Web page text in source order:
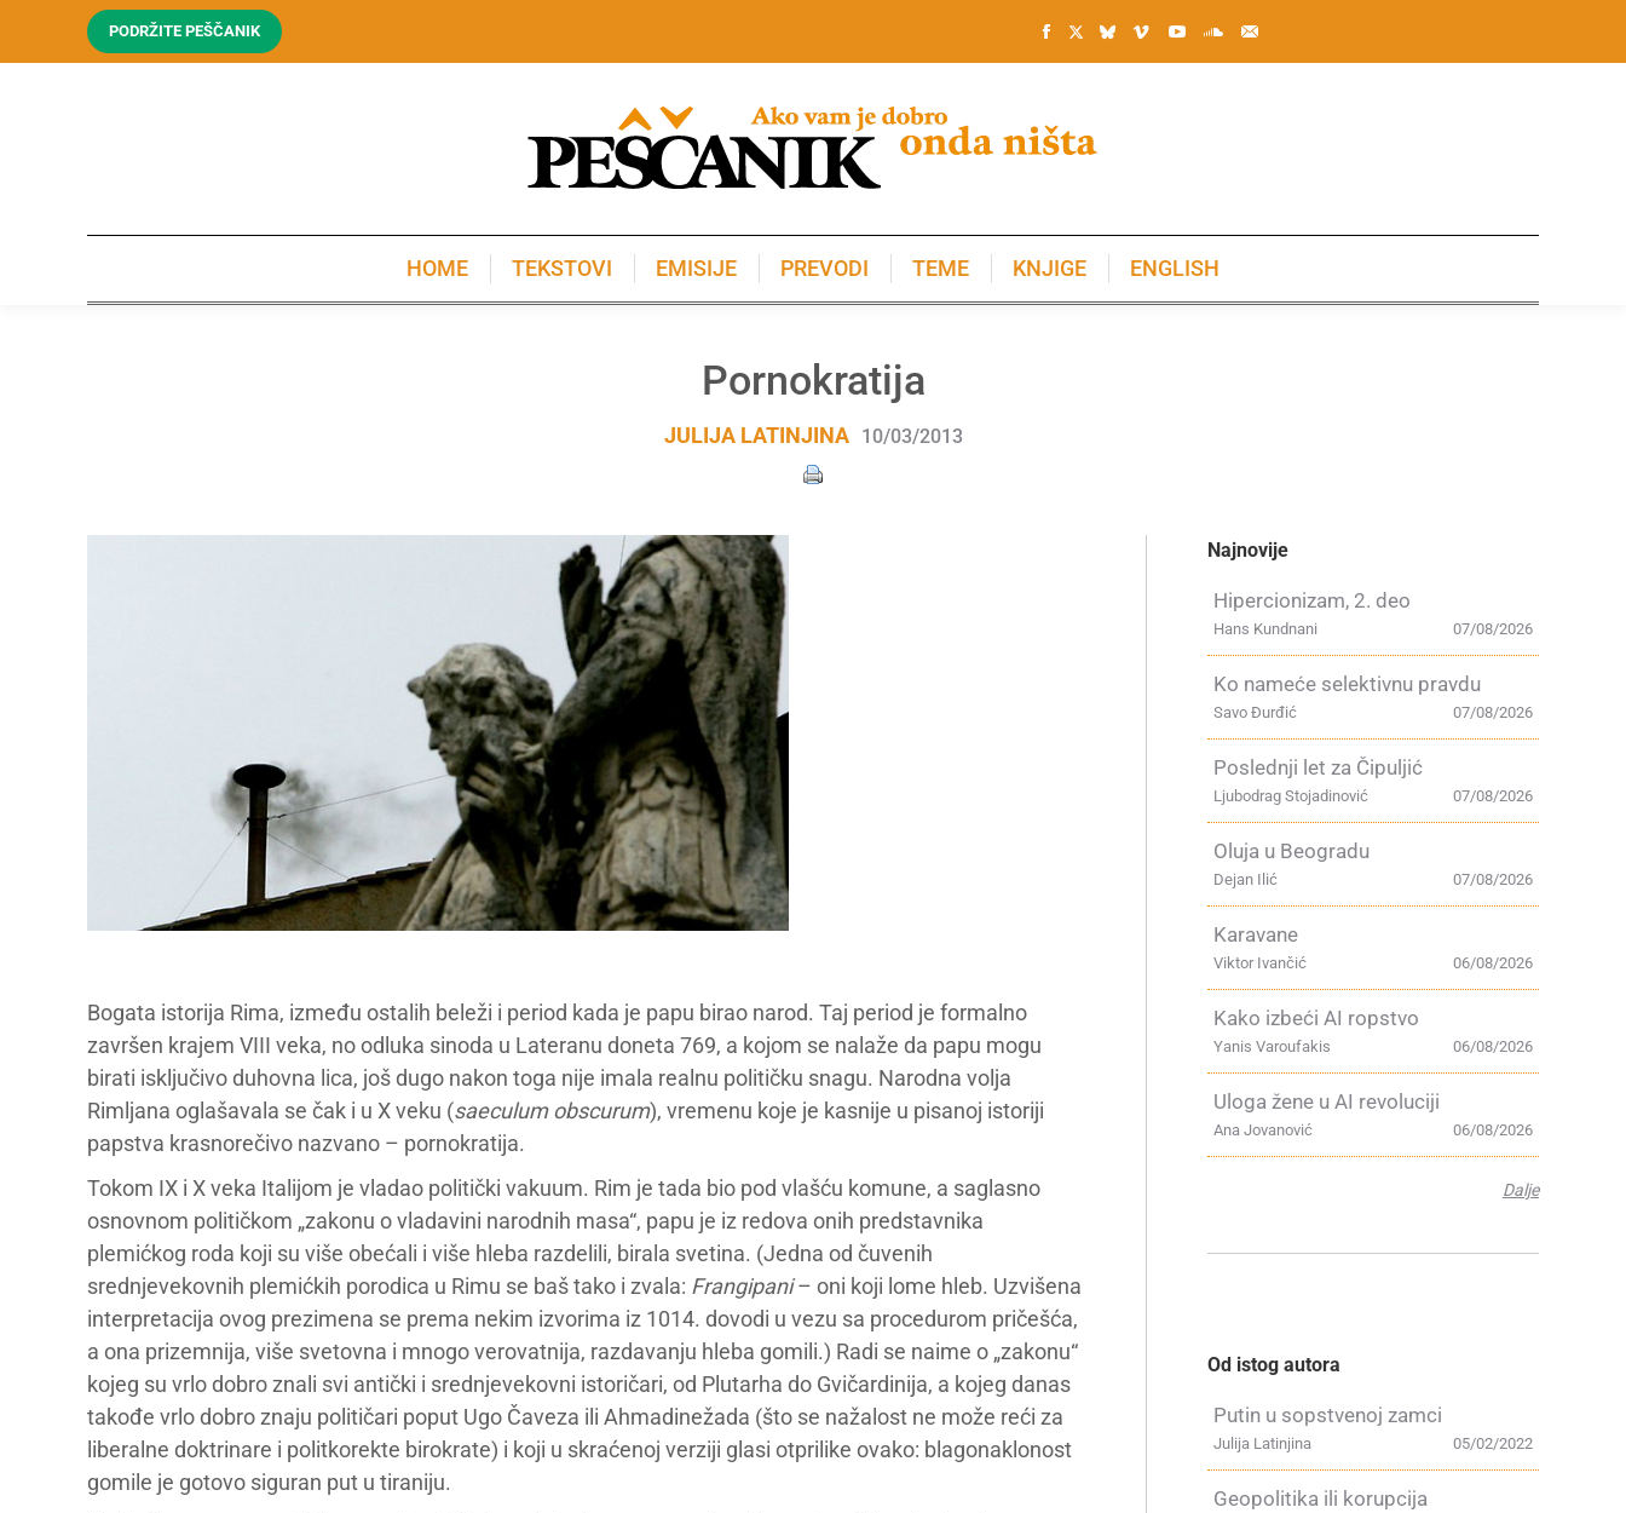
PODRŽITE PEŠČANIK
HOME TEKSTOVI EMISIJE PREVODI TEME KNJIGE ENGLISH
Pornokratija
JULIJA LATINJINA 10/03/2013
Bogata istorija Rima, između ostalih beleži i period kada je papu birao narod. Taj period je formalno
završen krajem VIII veka, no odluka sinoda u Lateranu doneta 769, a kojom se nalaže da papu mogu
birati isključivo duhovna lica, još dugo nakon toga nije imala realnu političku snagu. Narodna volja
Rimljana oglašavala se čak i u X veku (saeculum obscurum), vremenu koje je kasnije u pisanoj istoriji
papstva krasnorečivo nazvano – pornokratija.
Tokom IX i X veka Italijom je vladao politički vakuum. Rim je tada bio pod vlašću komune, a saglasno
osnovnom političkom „zakonu o vladavini narodnih masa“, papu je iz redova onih predstavnika
plemićkog roda koji su više obećali i više hleba razdelili, birala svetina. (Jedna od čuvenih
srednjevekovnih plemićkih porodica u Rimu se baš tako i zvala: Frangipani– oni koji lome hleb. Uzvišena
interpretacija ovog prezimena se prema nekim izvorima iz 1014. dovodi u vezu sa procedurom pričešća,
a ona prizemnija, više svetovna i mnogo verovatnija, razdavanju hleba gomili.) Radi se naime o „zakonu“
kojeg su vrlo dobro znali svi antički i srednjevekovni istoričari, od Plutarha do Gvičardinija, a kojeg danas
takođe vrlo dobro znaju političari poput Ugo Čaveza ili Ahmadinežada (što se nažalost ne može reći za
liberalne doktrinare i politkorekte birokrate) i koji u skraćenoj verziji glasi otprilike ovako: blagonaklonost
gomile je gotovo siguran put u tiraniju.
Najnovije
Hipercionizam, 2. deo
07/08/2026
Hans Kundnani
Ko nameće selektivnu pravdu
07/08/2026
Savo Đurđić
Poslednji let za Čipuljić
07/08/2026
Ljubodrag Stojadinović
Oluja u Beogradu
07/08/2026
Dejan Ilić
Karavane
06/08/2026
Viktor Ivančić
Kako izbeći AI ropstvo
06/08/2026
Yanis Varoufakis
Uloga žene u AI revoluciji
06/08/2026
Ana Jovanović
Dalje
Od istog autora
Putin u sopstvenoj zamci
05/02/2022
Julija Latinjina
Geopolitika ili korupcija
KNJIGE ENGLISH